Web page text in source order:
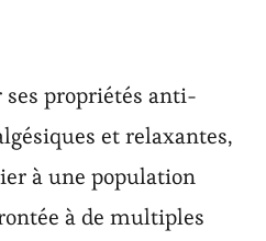
ses propriétés anti-
et relaxantes,
à une population
à de multiples